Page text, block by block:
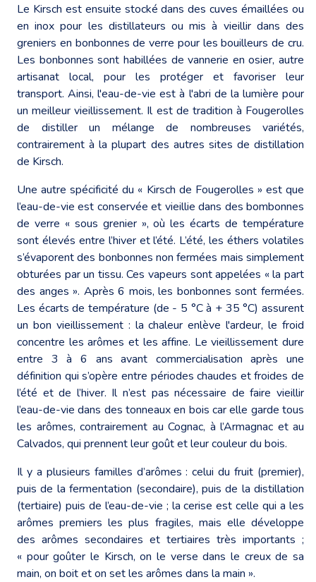
Le Kirsch est ensuite stocké dans des cuves émaillées ou
en inox pour les distillateurs ou mis à vieillir dans des
greniers en bonbonnes de verre pour les bouilleurs de cru.
Les bonbonnes sont habillées de vannerie en osier, autre
artisanat local, pour les protéger et favoriser leur
transport. Ainsi, l'eau-de-vie est à l'abri de la lumière pour
un meilleur vieillissement. Il est de tradition à Fougerolles
de distiller un mélange de nombreuses variétés,
contrairement à la plupart des autres sites de distillation
de Kirsch.
Une autre spécificité du « Kirsch de Fougerolles » est que
l’eau-de-vie est conservée et vieillie dans des bombonnes
de verre « sous grenier », où les écarts de température
sont élevés entre l’hiver et l’été. L’été, les éthers volatiles
s’évaporent des bonbonnes non fermées mais simplement
obturées par un tissu. Ces vapeurs sont appelées « la part
des anges ». Après 6 mois, les bonbonnes sont fermées.
Les écarts de température (de - 5 °C à + 35 °C) assurent
un bon vieillissement : la chaleur enlève l'ardeur, le froid
concentre les arômes et les affine. Le vieillissement dure
entre 3 à 6 ans avant commercialisation après une
définition qui s’opère entre périodes chaudes et froides de
l’été et de l’hiver. Il n’est pas nécessaire de faire vieillir
l’eau-de-vie dans des tonneaux en bois car elle garde tous
les arômes, contrairement au Cognac, à l’Armagnac et au
Calvados, qui prennent leur goût et leur couleur du bois.
Il y a plusieurs familles d’arômes : celui du fruit (premier),
puis de la fermentation (secondaire), puis de la distillation
(tertiaire) puis de l’eau-de-vie ; la cerise est celle qui a les
arômes premiers les plus fragiles, mais elle développe
des arômes secondaires et tertiaires très importants ;
« pour goûter le Kirsch, on le verse dans le creux de sa
main, on boit et on set les arômes dans la main ».